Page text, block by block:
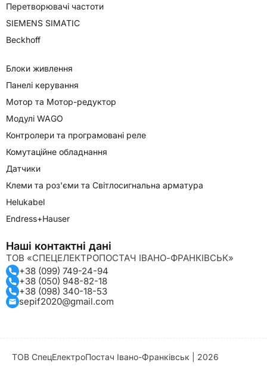
Перетворювачі частоти
SIEMENS SIMATIC
Beckhoff
Блоки живлення
Панелі керування
Мотор та Мотор-редуктор
Модулі WAGO
Контролери та програмовані реле
Комутаційне обладнання
Датчики
Клеми та роз'єми та Світлосигнальна арматура
Helukabel
Endress+Hauser
Наші контактні дані
ТОВ «СПЕЦЕЛЕКТРОПОСТАЧ ІВАНО-ФРАНКІВСЬК»
+38 (099) 749-24-94
+38 (050) 948-82-18
+38 (098) 340-18-53
sepif2020@gmail.com
ТОВ СпецЕлектроПостач Івано-Франківськ | 2026